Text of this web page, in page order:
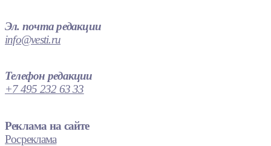
Эл. почта редакции
info@vesti.ru
Телефон редакции
+7 495 232 63 33
Реклама на сайте
Росреклама